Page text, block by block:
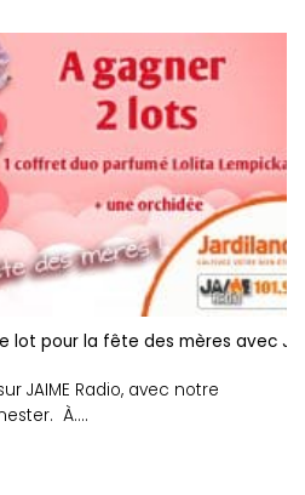
lot pour la fête des mères avec
JAIME Radio, avec notre
À....